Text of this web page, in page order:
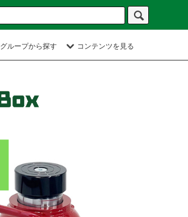
グループから探す コンテンツを見る